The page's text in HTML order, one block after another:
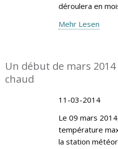
déroulera en
Mehr Lesen
Un début de mars
chaud
11-03-2014
Le 09 mars
température
la station